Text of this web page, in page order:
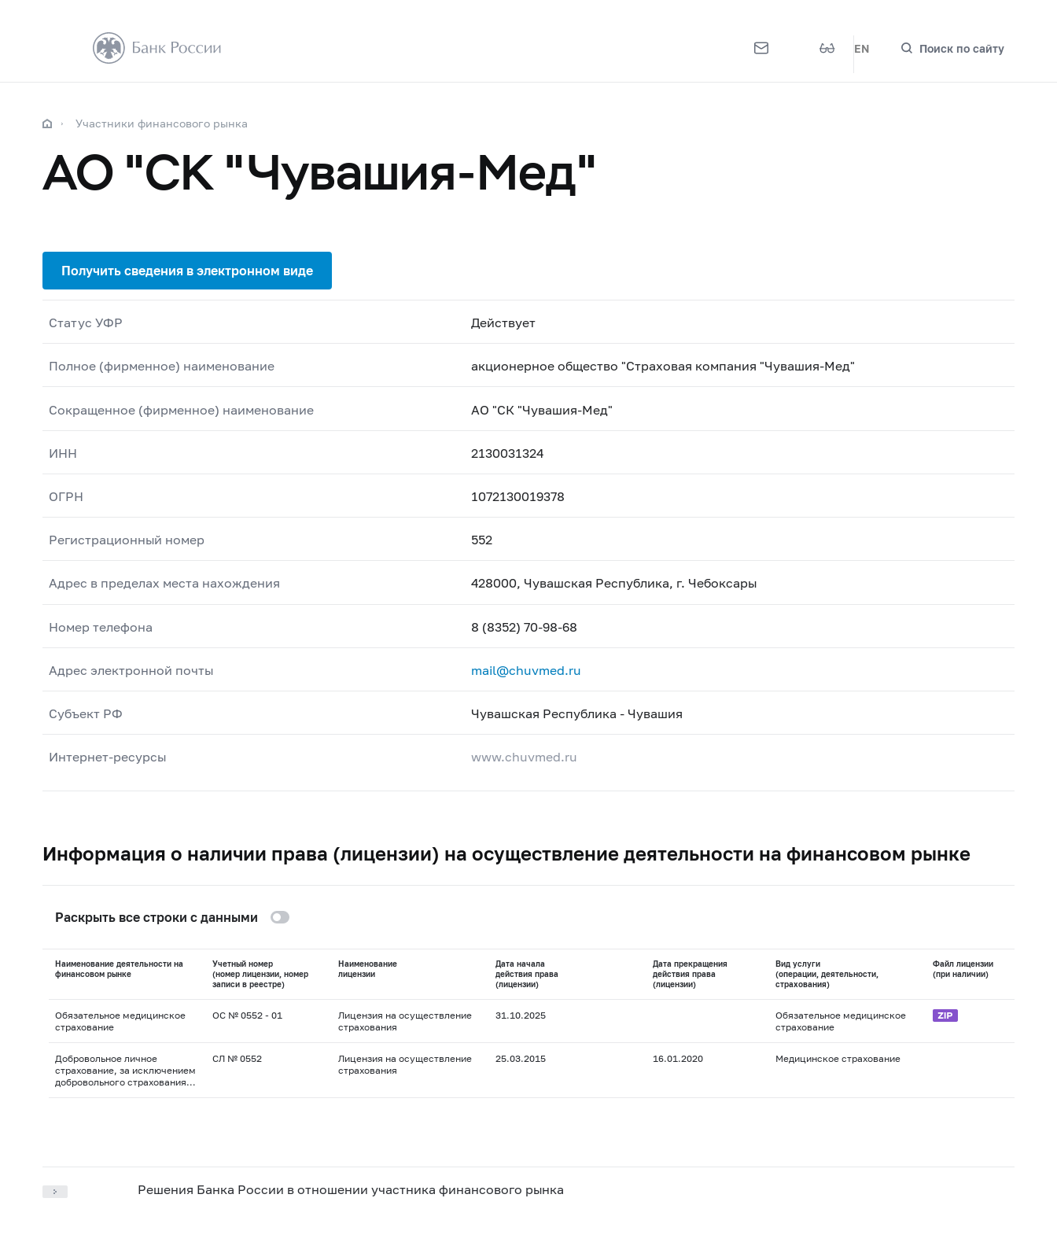
EN Поиск по сайту
Участники финансового рынка
АО "СК "Чувашия-Мед"
Статус УФР Действует
Полное (фирменное) наименование акционерное общество "Страховая компания "Чувашия-Мед"
Сокращенное (фирменное) наименование АО "СК "Чувашия-Мед"
ИНН 2130031324
ОГРН 1072130019378
Регистрационный номер 552
Адрес в пределах места нахождения 428000, Чувашская Республика, г. Чебоксары
Номер телефона 8 (8352) 70-98-68
Адрес электронной почты mail@chuvmed.ru
Субъект РФ Чувашская Республика - Чувашия
Интернет-ресурсы www.chuvmed.ru
Информация о наличии права (лицензии) на осуществление деятельности на финансовом рынке
Раскрыть все строки с данными
Наименование деятельности на
финансовом рынке
Учетный номер
(номер лицензии, номер
записи в реестре)
Наименование
лицензии
Дата начала
действия права
(лицензии)
Дата прекращения
действия права
(лицензии)
Вид услуги
(операции, деятельности,
страхования)
Файл лицензии
(при наличии)
Обязательное медицинское
страхование
ОС № 0552 - 01
Лицензия на осуществление
страхования
31.10.2025
Обязательное медицинское
страхование
Добровольное личное
страхование, за исключением
добровольного страхования
СЛ № 0552
Лицензия на осуществление
страхования
25.03.2015 16.01.2020 Медицинское страхование
Решения Банка России в отношении участника финансового рынка